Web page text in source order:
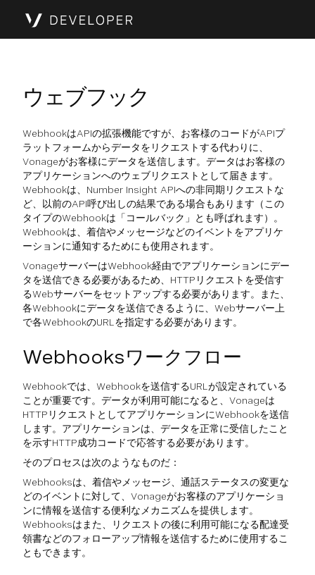
ウェブフック
WebhookはAPIの拡張機能ですが、お客様のコードがAPIプ
ラットフォームからデータをリクエストする代わりに、
Vonageがお客様にデータを送信します。データはお客様の
アプリケーションへのウェブリクエストとして届きます。
Webhookは、Number Insight APIへの非同期リクエストな
ど、以前のAPI呼び出しの結果である場合もあります（この
タイプのWebhookは「コールバック」とも呼ばれます）。
Webhookは、着信やメッセージなどのイベントをアプリケ
ーションに通知するためにも使用されます。
VonageサーバーはWebhook経由でアプリケーションにデー
タを送信できる必要があるため、HTTPリクエストを受信す
るWebサーバーをセットアップする必要があります。また、
各Webhookにデータを送信できるように、Webサーバー上
で各WebhookのURLを指定する必要があります。
Webhooksワークフロー
Webhookでは、Webhookを送信するURLが設定されている
ことが重要です。データが利用可能になると、Vonageは
HTTPリクエストとしてアプリケーションにWebhookを送信
します。アプリケーションは、データを正常に受信したこと
を示すHTTP成功コードで応答する必要があります。
そのプロセスは次のようなものだ：
Webhooksは、着信やメッセージ、通話ステータスの変更な
どのイベントに対して、Vonageがお客様のアプリケーショ
ンに情報を送信する便利なメカニズムを提供します。
Webhooksはまた、リクエストの後に利用可能になる配達受
領書などのフォローアップ情報を送信するために使用するこ
ともできます。